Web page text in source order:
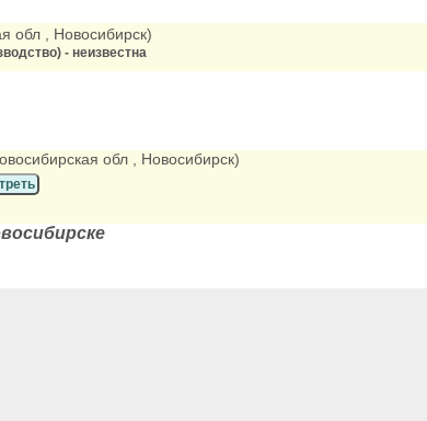
обл , Новосибирск)
- неизвестна
обл , Новосибирск)